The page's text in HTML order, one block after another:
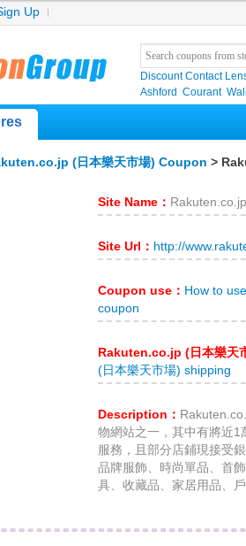
Up
Discount Contact
Ashford Courant
(日本樂天市場) Coupon >
Site Name：
Site Url： http://
Coupon use： How to
coupon
Rakuten.co.jp (日本樂天
(日本樂天市場) shipping
Description：
物網站之一，其中有將近1
服務，且部分店鋪現接受
品牌服飾、時尚單品、首
具、收藏品、家居用品、